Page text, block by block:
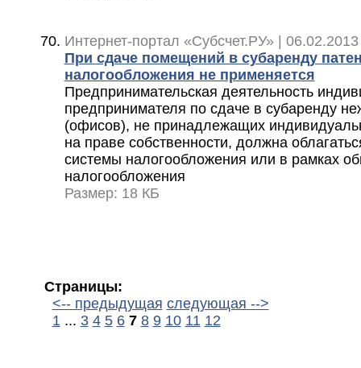
Интернет-портал «Субсчет.РУ» |
При сдаче помещений в субаренду
налогообложения не применяется
Предпринимательская деятельность
предпринимателя по сдаче в субаренду
(офисов), не принадлежащих
на праве собственности, должна
системы налогообложения или в рамках
налогообложения
Размер: 18 КБ
Страницы:
<-- предыдущая следующая -->
1... 3 4 5 6 7 8 9 10 11 12